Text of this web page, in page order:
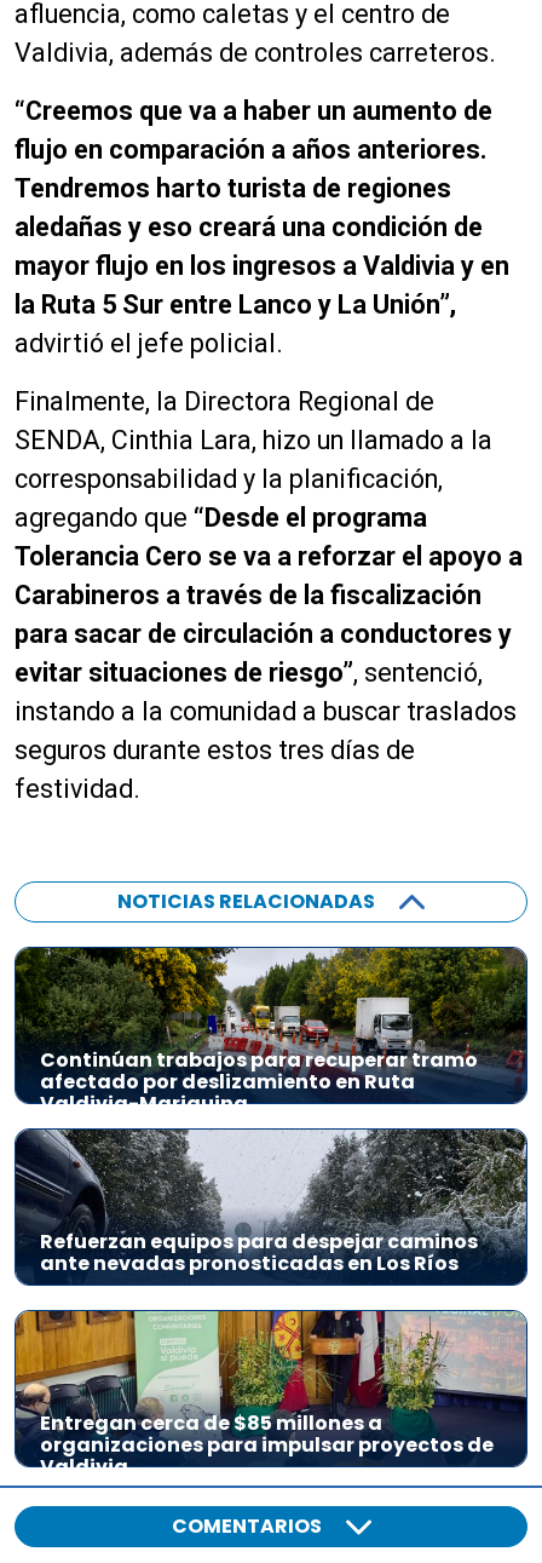
afluencia, como caletas y el centro de
Valdivia, además de controles carreteros.
“Creemos que va a haber un aumento de
flujo en comparación a años anteriores.
Tendremos harto turista de regiones
aledañas y eso creará una condición de
mayor flujo en los ingresos a Valdivia y en
la Ruta 5 Sur entre Lanco y La Unión”,
advirtió el jefe policial.
Finalmente, la Directora Regional de
SENDA, Cinthia Lara, hizo un llamado a la
corresponsabilidad y la planificación,
agregando que “Desde el programa
Tolerancia Cero se va a reforzar el apoyo a
Carabineros a través de la fiscalización
para sacar de circulación a conductores y
evitar situaciones de riesgo”, sentenció,
instando a la comunidad a buscar traslados
seguros durante estos tres días de
festividad.
NOTICIAS RELACIONADAS
Continúan trabajos para recuperar tramo
afectado por deslizamiento en Ruta
Valdivia-Mariquina
Refuerzan equipos para despejar caminos
ante nevadas pronosticadas en Los Ríos
Entregan cerca de $85 millones a
organizaciones para impulsar proyectos de
Valdivia
COMENTARIOS